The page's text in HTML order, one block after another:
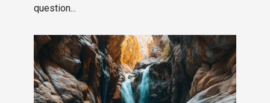
question...